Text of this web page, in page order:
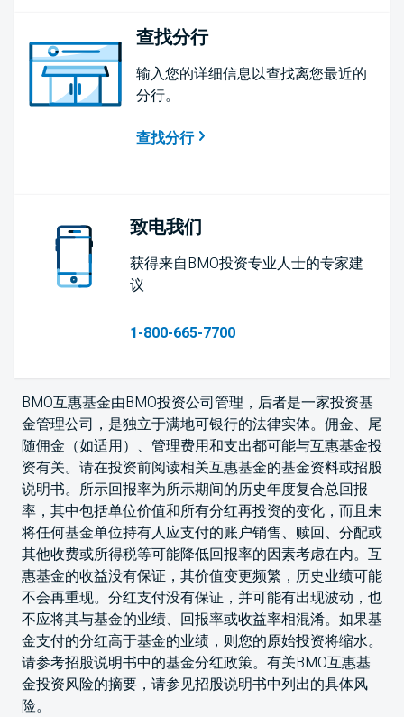
查找分行
输入您的详细信息以查找离您最近的
分行。
查找分行
致电我们
获得来自BMO投资专业人士的专家建
议
1-800-665-7700
BMO互惠基金由BMO投资公司管理，后者是一家投资基
金管理公司，是独立于满地可银行的法律实体。佣金、尾
随佣金（如适用）、管理费用和支出都可能与互惠基金投
资有关。请在投资前阅读相关互惠基金的基金资料或招股
说明书。所示回报率为所示期间的历史年度复合总回报
率，其中包括单位价值和所有分红再投资的变化，而且未
将任何基金单位持有人应支付的账户销售、赎回、分配或
其他收费或所得税等可能降低回报率的因素考虑在内。互
惠基金的收益没有保证，其价值变更频繁，历史业绩可能
不会再重现。分红支付没有保证，并可能有出现波动，也
不应将其与基金的业绩、回报率或收益率相混淆。如果基
金支付的分红高于基金的业绩，则您的原始投资将缩水。
请参考招股说明书中的基金分红政策。有关BMO互惠基
金投资风险的摘要，请参见招股说明书中列出的具体风
险。